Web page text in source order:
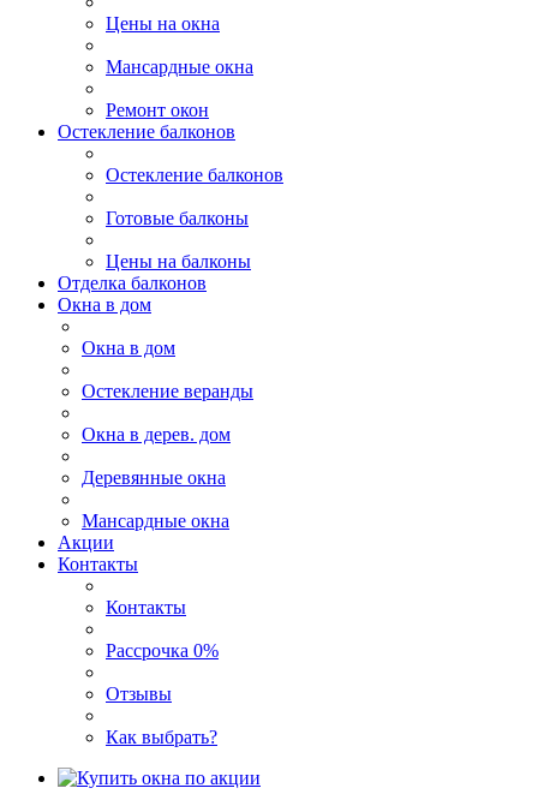
Цены на окна
Мансардные окна
Ремонт окон
Остекление балконов
Остекление балконов
Готовые балконы
Цены на балконы
Отделка балконов
Окна в дом
Окна в дом
Остекление веранды
Окна в дерев. дом
Деревянные окна
Мансардные окна
Акции
Контакты
Контакты
Рассрочка 0%
Отзывы
Как выбрать?